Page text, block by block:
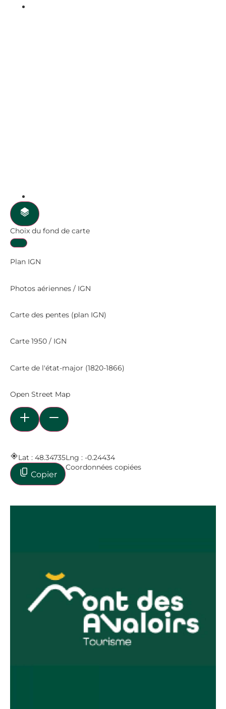
Choix du fond de carte
Plan IGN
Photos aériennes / IGN
Carte des pentes (plan IGN)
Carte 1950 / IGN
Carte de l'état-major (1820-1866)
Open Street Map
Lat : 48.34735Lng : -0.24434
Copier
Coordonnées copiées